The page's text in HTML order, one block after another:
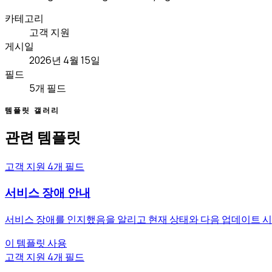
카테고리
고객 지원
게시일
2026년 4월 15일
필드
5개 필드
템플릿 갤러리
관련 템플릿
고객 지원 4개 필드
서비스 장애 안내
서비스 장애를 인지했음을 알리고 현재 상태와 다음 업데이트
이 템플릿 사용
고객 지원 4개 필드